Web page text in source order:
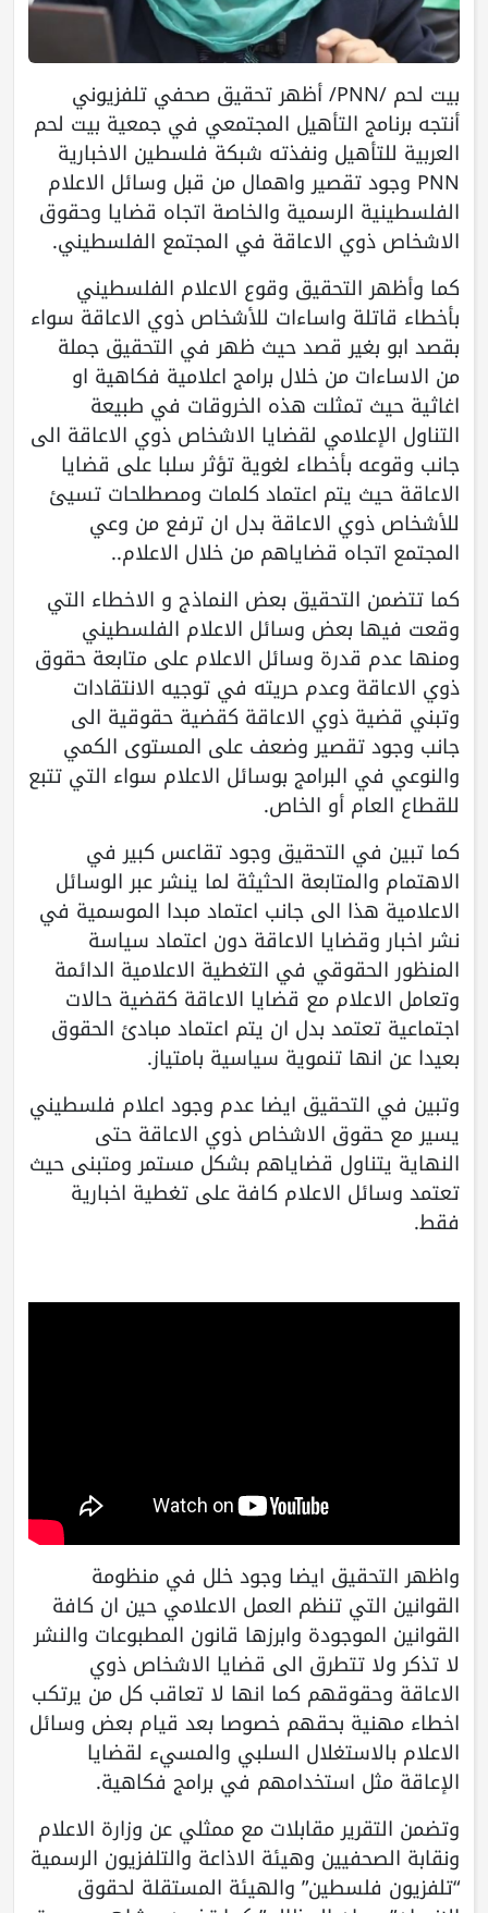
بيت لحم /PNN/ أظهر تحقيق صحفي تلفزيوني
أنتجه برنامج التأهيل المجتمعي في جمعية بيت لحم
العربية للتأهيل ونفذته شبكة فلسطين الاخبارية
PNN وجود تقصير واهمال من قبل وسائل الاعلام
الفلسطينية الرسمية والخاصة اتجاه قضايا وحقوق
الاشخاص ذوي الاعاقة في المجتمع الفلسطيني.
كما وأظهر التحقيق وقوع الاعلام الفلسطيني
بأخطاء قاتلة واساءات للأشخاص ذوي الاعاقة سواء
بقصد ابو بغير قصد حيث ظهر في التحقيق جملة
من الاساءات من خلال برامج اعلامية فكاهية او
اغاثية حيث تمثلت هذه الخروقات في طبيعة
التناول الإعلامي لقضايا الاشخاص ذوي الاعاقة الى
جانب وقوعه بأخطاء لغوية تؤثر سلبا على قضايا
الاعاقة حيث يتم اعتماد كلمات ومصطلحات تسيئ
للأشخاص ذوي الاعاقة بدل ان ترفع من وعي
المجتمع اتجاه قضاياهم من خلال الاعلام..
كما تتضمن التحقيق بعض النماذج و الاخطاء التي
وقعت فيها بعض وسائل الاعلام الفلسطيني
ومنها عدم قدرة وسائل الاعلام على متابعة حقوق
ذوي الاعاقة وعدم حريته في توجيه الانتقادات
وتبني قضية ذوي الاعاقة كقضية حقوقية الى
جانب وجود تقصير وضعف على المستوى الكمي
والنوعي في البرامج بوسائل الاعلام سواء التي تتبع
للقطاع العام أو الخاص.
كما تبين في التحقيق وجود تقاعس كبير في
الاهتمام والمتابعة الحثيثة لما ينشر عبر الوسائل
الاعلامية هذا الى جانب اعتماد مبدا الموسمية في
نشر اخبار وقضايا الاعاقة دون اعتماد سياسة
المنظور الحقوقي في التغطية الاعلامية الدائمة
وتعامل الاعلام مع قضايا الاعاقة كقضية حالات
اجتماعية تعتمد بدل ان يتم اعتماد مبادئ الحقوق
بعيدا عن انها تنموية سياسية بامتياز.
وتبين في التحقيق ايضا عدم وجود اعلام فلسطيني
يسير مع حقوق الاشخاص ذوي الاعاقة حتى
النهاية يتناول قضاياهم بشكل مستمر ومتبنى حيث
تعتمد وسائل الاعلام كافة على تغطية اخبارية
فقط.
واظهر التحقيق ايضا وجود خلل في منظومة
القوانين التي تنظم العمل الاعلامي حين ان كافة
القوانين الموجودة وابرزها قانون المطبوعات والنشر
لا تذكر ولا تتطرق الى قضايا الاشخاص ذوي
الاعاقة وحقوقهم كما انها لا تعاقب كل من يرتكب
اخطاء مهنية بحقهم خصوصا بعد قيام بعض وسائل
الاعلام بالاستغلال السلبي والمسيء لقضايا
الإعاقة مثل استخدامهم في برامج فكاهية.
وتضمن التقرير مقابلات مع ممثلي عن وزارة الاعلام
ونقابة الصحفيين وهيئة الاذاعة والتلفزيون الرسمية
“تلفزيون فلسطين” والهيئة المستقلة لحقوق